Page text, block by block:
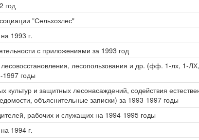
год
"Сельхозлес"
1993 г.
с приложениями за 1993 год
лесовосстановления, лесопользования и др. (фф. 1-лх, 1-
годы
культур и защитных лесонасаждений, содействия
объяснительные записки) за 1993-1997 годы
рабочих и служащих на 1994-1995 годы
1994 г.